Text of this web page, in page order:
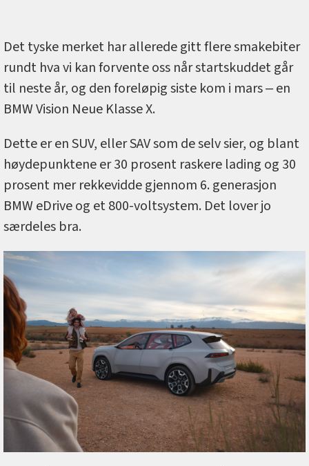
Det tyske merket har allerede gitt flere smakebiter
rundt hva vi kan forvente oss når startskuddet går
til neste år, og den foreløpig siste kom i mars ‒ en
BMW Vision Neue Klasse X.
Dette er en SUV, eller SAV som de selv sier, og blant
høydepunktene er 30 prosent raskere lading og 30
prosent mer rekkevidde gjennom 6. generasjon
BMW eDrive og et 800-voltsystem. Det lover jo
særdeles bra.